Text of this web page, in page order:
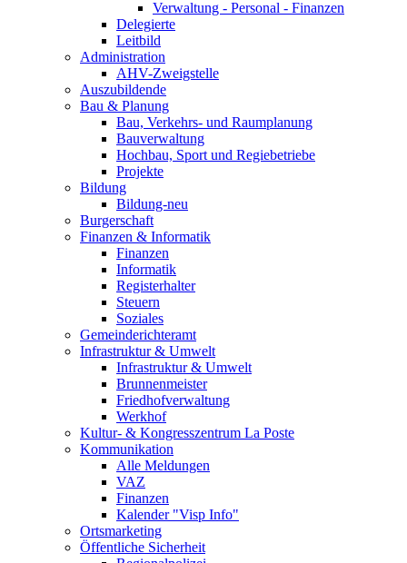
Verwaltung - Personal - Finanzen
Delegierte
Leitbild
Administration
AHV-Zweigstelle
Auszubildende
Bau & Planung
Bau, Verkehrs- und Raumplanung
Bauverwaltung
Hochbau, Sport und Regiebetriebe
Projekte
Bildung
Bildung-neu
Burgerschaft
Finanzen & Informatik
Finanzen
Informatik
Registerhalter
Steuern
Soziales
Gemeinderichteramt
Infrastruktur & Umwelt
Infrastruktur & Umwelt
Brunnenmeister
Friedhofverwaltung
Werkhof
Kultur- & Kongresszentrum La Poste
Kommunikation
Alle Meldungen
VAZ
Finanzen
Kalender "Visp Info"
Ortsmarketing
Öffentliche Sicherheit